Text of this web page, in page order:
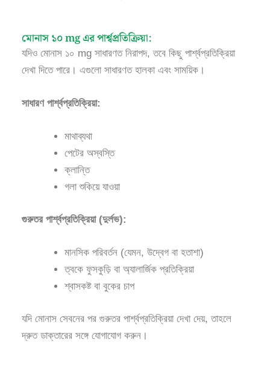
মোনাস ১০ mg এর পার্শ্বপ্রতিক্রিয়া:
যদিও মোনাস ১০ mg সাধারণত নিরাপদ, তবে কিছু পার্শ্বপ্রতিক্রিয়া
দেখা দিতে পারে। এগুলো সাধারণত হালকা এবং সাময়িক।
সাধারণ পার্শ্বপ্রতিক্রিয়া:
মাথাব্যথা
পেটের অস্বস্তি
ক্লান্তি
গলা শুকিয়ে যাওয়া
গুরুতর পার্শ্বপ্রতিক্রিয়া (দুর্লভ):
মানসিক পরিবর্তন (যেমন, উদ্বেগ বা হতাশা)
ত্বকে ফুসকুড়ি বা অ্যালার্জিক প্রতিক্রিয়া
শ্বাসকষ্ট বা বুকের চাপ
যদি মোনাস সেবনের পর গুরুতর পার্শ্বপ্রতিক্রিয়া দেখা দেয়, তাহলে
দ্রুত ডাক্তারের সঙ্গে যোগাযোগ করুন।